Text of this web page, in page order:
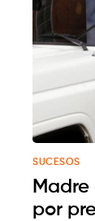
SUCESOS
por